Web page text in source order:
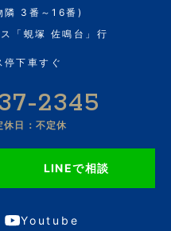
隣 3番～16番)
「蜆塚 佐鳴台」行
停下車すぐ
2345
休日：不定休
LINEで相談
Youtube